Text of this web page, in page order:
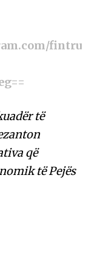
fintru
të
që
të Pejës